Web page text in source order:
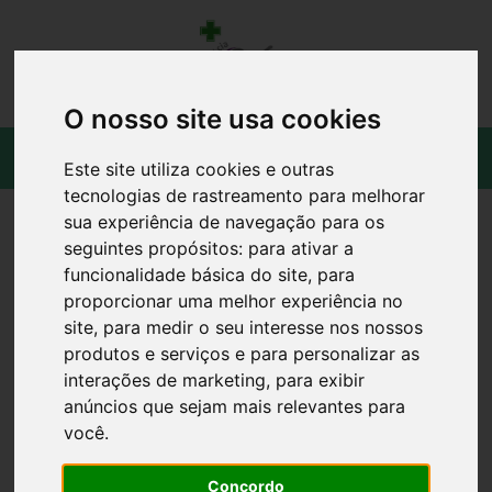
O nosso site usa cookies
Este site utiliza cookies e outras
tecnologias de rastreamento para melhorar
sua experiência de navegação para os
seguintes propósitos: para ativar a
funcionalidade básica do site, para
proporcionar uma melhor experiência no
site, para medir o seu interesse nos nossos
produtos e serviços e para personalizar as
interações de marketing, para exibir
anúncios que sejam mais relevantes para
você.
Concordo